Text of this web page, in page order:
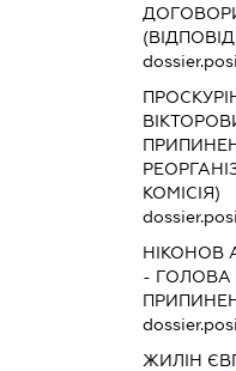
КОМІСІЯ)
НІКОНОВ
- ГОЛОВА
ЖИЛІН